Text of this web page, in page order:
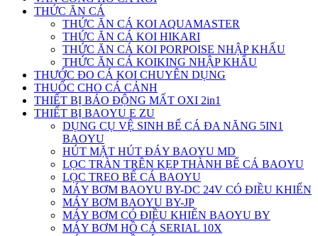
THỨC ĂN CÁ
THỨC ĂN CÁ KOI AQUAMASTER
THỨC ĂN CÁ KOI HIKARI
THỨC ĂN CÁ KOI PORPOISE NHẬP KHẨU
THỨC ĂN CÁ KOIKING NHẬP KHẨU
THƯỚC ĐO CÁ KOI CHUYÊN DỤNG
THUỐC CHO CÁ CẢNH
THIẾT BỊ BÁO ĐỘNG MẤT OXI 2in1
THIẾT BỊ BAOYU E ZU
DỤNG CỤ VỆ SINH BỂ CÁ ĐA NĂNG 5IN1
BAOYU
HÚT MẶT HÚT ĐÁY BAOYU MD
LỌC TRÀN TRÊN KẸP THÀNH BỂ CÁ BAOYU
LỌC TREO BỂ CÁ BAOYU
MÁY BƠM BAOYU BY-DC 24V CÓ ĐIỀU KHIỂN
MÁY BƠM BAOYU BY-JP
MÁY BƠM CÓ ĐIỀU KHIỂN BAOYU BY
MÁY BƠM HỒ CÁ SERIAL 10X